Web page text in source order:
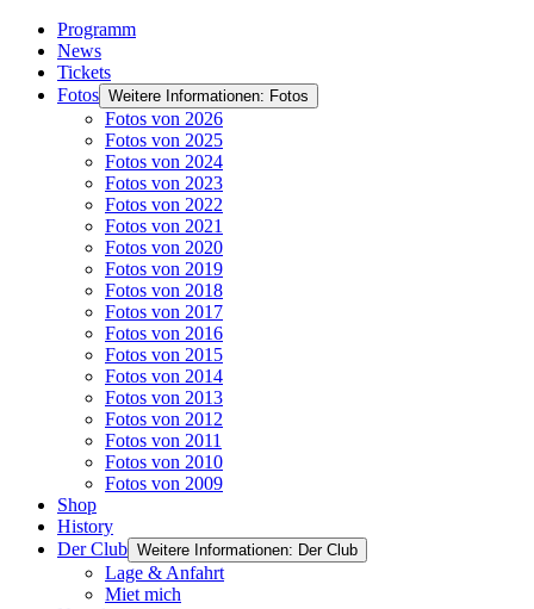
Programm
News
Tickets
Fotos Weitere Informationen: Fotos
Fotos von 2026
Fotos von 2025
Fotos von 2024
Fotos von 2023
Fotos von 2022
Fotos von 2021
Fotos von 2020
Fotos von 2019
Fotos von 2018
Fotos von 2017
Fotos von 2016
Fotos von 2015
Fotos von 2014
Fotos von 2013
Fotos von 2012
Fotos von 2011
Fotos von 2010
Fotos von 2009
Shop
History
Der Club Weitere Informationen: Der Club
Lage & Anfahrt
Miet mich